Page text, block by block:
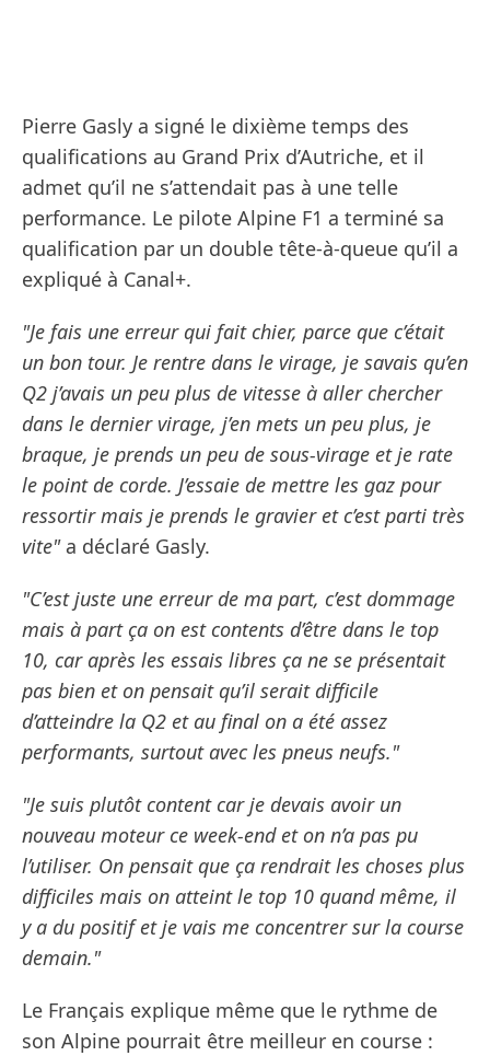
Pierre Gasly a signé le dixième temps des
qualifications au Grand Prix d’Autriche, et il
admet qu’il ne s’attendait pas à une telle
performance. Le pilote Alpine F1 a terminé sa
qualification par un double tête-à-queue qu’il a
expliqué à Canal+.
"Je fais une erreur qui fait chier, parce que c’était
un bon tour. Je rentre dans le virage, je savais qu’en
Q2 j’avais un peu plus de vitesse à aller chercher
dans le dernier virage, j’en mets un peu plus, je
braque, je prends un peu de sous-virage et je rate
le point de corde. J’essaie de mettre les gaz pour
ressortir mais je prends le gravier et c’est parti très
vite"a déclaré Gasly.
"C’est juste une erreur de ma part, c’est dommage
mais à part ça on est contents d’être dans le top
10, car après les essais libres ça ne se présentait
pas bien et on pensait qu’il serait difficile
d’atteindre la Q2 et au final on a été assez
performants, surtout avec les pneus neufs."
"Je suis plutôt content car je devais avoir un
nouveau moteur ce week-end et on n’a pas pu
l’utiliser. On pensait que ça rendrait les choses plus
difficiles mais on atteint le top 10 quand même, il
y a du positif et je vais me concentrer sur la course
demain."
Le Français explique même que le rythme de
son Alpine pourrait être meilleur en course :